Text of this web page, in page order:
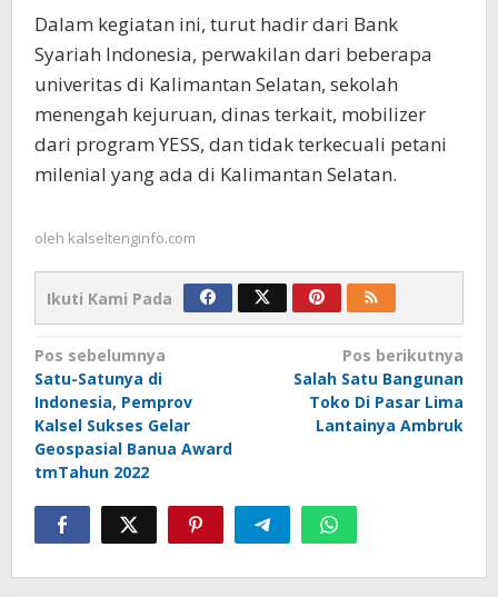
Dalam kegiatan ini, turut hadir dari Bank
Syariah Indonesia, perwakilan dari beberapa
univeritas di Kalimantan Selatan, sekolah
menengah kejuruan, dinas terkait, mobilizer
dari program YESS, dan tidak terkecuali petani
milenial yang ada di Kalimantan Selatan.
oleh kalseltenginfo.com
Ikuti Kami Pada
Navigasi
pos
Pos sebelumnya
Satu-Satunya di
Indonesia, Pemprov
Kalsel Sukses Gelar
Geospasial Banua Award
tmTahun 2022
Pos berikutnya
Salah Satu Bangunan
Toko Di Pasar Lima
Lantainya Ambruk